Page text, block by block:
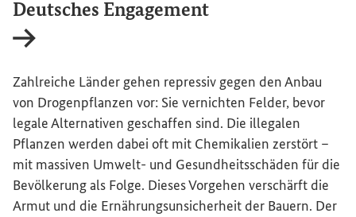
Deutsches Engagement
Zahlreiche Länder gehen repressiv gegen den Anbau
von Drogenpflanzen vor: Sie vernichten Felder, bevor
legale Alternativen geschaffen sind. Die illegalen
Pflanzen werden dabei oft mit Chemikalien zerstört –
mit massiven Umwelt- und Gesundheitsschäden für die
Bevölkerung als Folge. Dieses Vorgehen verschärft die
Armut und die Ernährungsunsicherheit der Bauern. Der